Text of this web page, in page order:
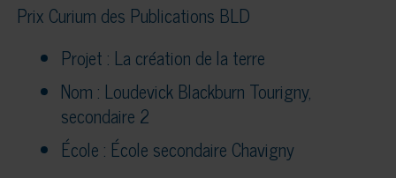
Prix Curium des Publications BLD
Projet : La création de la terre
Nom : Loudevick Blackburn Tourigny,
secondaire 2
École : École secondaire Chavigny